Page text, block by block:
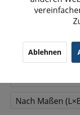
GLS Paketklasse
GLS
Ablehnen